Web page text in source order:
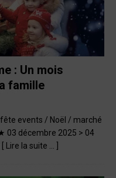
: Un mois
famille
events / Noël / marché
03 décembre 2025 > 04
[ Lire la suite … ]